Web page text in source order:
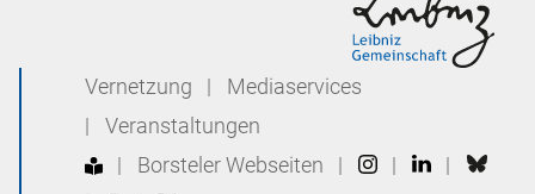
Vernetzung |
Mediaservices
|
Veranstaltungen
|
Borsteler Webseiten | |
|